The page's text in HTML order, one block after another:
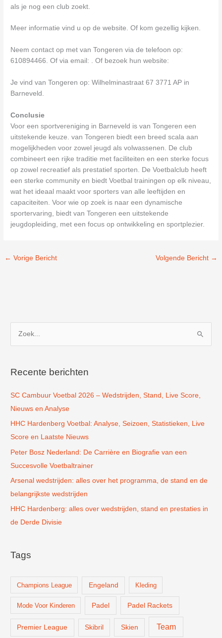
als je nog een club zoekt.
Meer informatie vind u op de website. Of kom gezellig kijken.
Neem contact op met van Tongeren via de telefoon op:
610894466. Of via email: . Of bezoek hun website:
Je vind van Tongeren op: Wilhelminastraat 67 3771 AP in
Barneveld.
Conclusie
Voor een sportvereniging in Barneveld is van Tongeren een
uitstekende keuze. van Tongeren biedt een breed scala aan
mogelijkheden voor zowel jeugd als volwassenen. De club
combineert een rijke traditie met faciliteiten en een sterke focus
op zowel recreatief als prestatief sporten. De Voetbalclub heeft
een sterke community en biedt Voetbal trainingen op elk niveau,
wat het ideaal maakt voor sporters van alle leeftijden en
capaciteiten. Voor wie op zoek is naar een dynamische
sportervaring, biedt van Tongeren een uitstekende
jeugdopleiding, met een focus op ontwikkeling en sportplezier.
← Vorige Bericht Volgende Bericht →
k
a
a
r
:
Recente berichten
SC Cambuur Voetbal 2026 – Wedstrijden, Stand, Live Score,
Nieuws en Analyse
HHC Hardenberg Voetbal: Analyse, Seizoen, Statistieken, Live
Score en Laatste Nieuws
Peter Bosz Nederland: De Carrière en Biografie van een
Succesvolle Voetbaltrainer
Arsenal wedstrijden: alles over het programma, de stand en de
belangrijkste wedstrijden
HHC Hardenberg: alles over wedstrijden, stand en prestaties in
de Derde Divisie
Tags
Champions League Engeland Kleding
Mode Voor Kinderen Padel Padel Rackets
Premier League Skibril Skien Team